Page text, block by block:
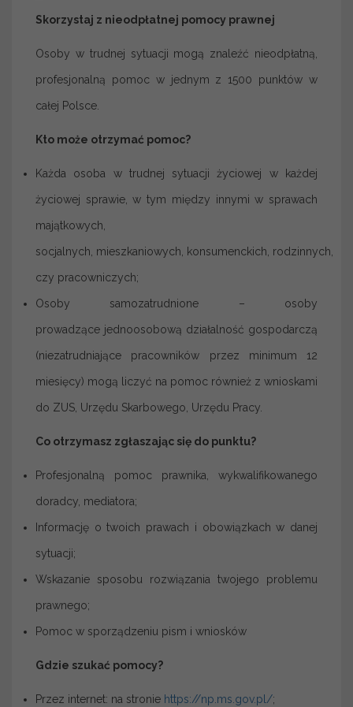
Skorzystaj z nieodpłatnej pomocy prawnej
Osoby w trudnej sytuacji mogą znaleźć nieodpłatną,
profesjonalną pomoc w jednym z 1500 punktów w
całej Polsce.
Kto może otrzymać pomoc?
Każda osoba w trudnej sytuacji życiowej w każdej
życiowej sprawie, w tym między innymi w sprawach
majątkowych,
socjalnych, mieszkaniowych, konsumenckich, rodzinnych,
czy pracowniczych;
Osoby samozatrudnione – osoby
prowadzące jednoosobową działalność gospodarczą
(niezatrudniające pracowników przez minimum 12
miesięcy) mogą liczyć na pomoc również z wnioskami
do ZUS, Urzędu Skarbowego, Urzędu Pracy.
Co otrzymasz zgłaszając się do punktu?
Profesjonalną pomoc prawnika, wykwalifikowanego
doradcy, mediatora;
Informację o twoich prawach i obowiązkach w danej
sytuacji;
Wskazanie sposobu rozwiązania twojego problemu
prawnego;
Pomoc w sporządzeniu pism i wniosków
Gdzie szukać pomocy?
Przez internet: na stronie https://np.ms.gov.pl/;